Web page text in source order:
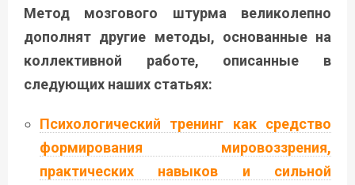
Метод мозгового штурма великолепно
дополнят другие методы, основанные на
коллективной работе, описанные в
следующих наших статьях:
Психологический тренинг как средство
формирования мировоззрения,
практических навыков и сильной